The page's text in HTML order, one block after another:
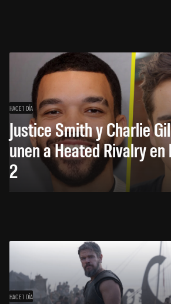
HACE 1 DÍA
Justice Smith y Charlie
unen a Heated Rivalry
2
HACE 1 DÍA